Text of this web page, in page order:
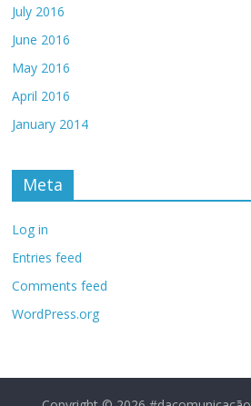
July 2016
June 2016
May 2016
April 2016
January 2014
Meta
Log in
Entries feed
Comments feed
WordPress.org